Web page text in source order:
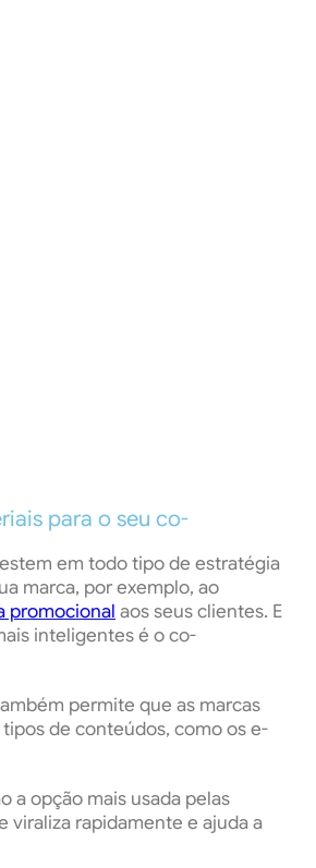
para o seu co-
em todo tipo de estratégia
marca, por exemplo, ao
promocional aos seus clientes. E
inteligentes é o co-
permite que as marcas
de conteúdos, como os e-
a opção mais usada pelas
viraliza rapidamente e ajuda a